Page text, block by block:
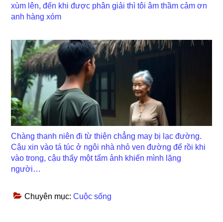
xùm lên, đến khi được phân giải thì tôi âm thầm cảm ơn
anh hàng xóm
Chàng thanh niên đi từ thiện chẳng may bị lạc đường.
Cậu xin vào tá túc ở ngôi nhà nhỏ ven đường để rồi khi
vào trong, cậu thấy một tấm ảnh khiến mình lặng
người…
Chuyên mục:Cuộc sống